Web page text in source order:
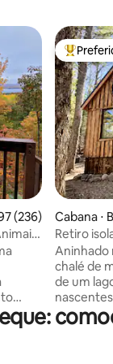
de uma avaliação
(236)
Entre os
Cabana ⋅
Retiro
Hideaway
Aninhado
chalé de
de um
floresta